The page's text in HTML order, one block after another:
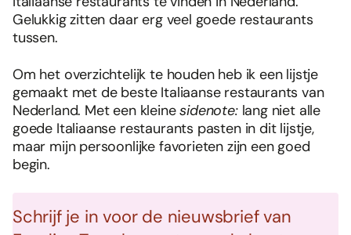
Gelukkig zitten daar erg veel goede restaurants
tussen.
Om het overzichtelijk te houden heb ik een lijstje
gemaakt met de beste Italiaanse restaurants van
Nederland. Met een kleinesidenote:lang niet alle
goede Italiaanse restaurants pasten in dit lijstje,
maar mijn persoonlijke favorieten zijn een goed
begin.
Schrijf je in voor de nieuwsbrief van